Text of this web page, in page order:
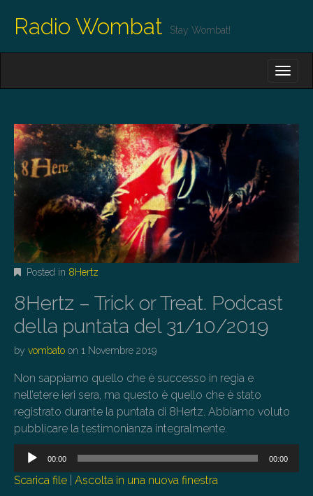
Radio Wombat Stay Wombat!
N
M
E
N
U
O
C
O
N
T
E
Posted in 8Hertz
8Hertz – Trick or Treat. Podcast
della puntata del 31/10/2019
by vombato on 1 Novembre 2019
Non sappiamo quello che è successo in regia e
nell’etere ieri sera, ma questo è quello che è stato
registrato durante la puntata di 8Hertz. Abbiamo voluto
pubblicare la testimonianza integralmente.
Audio
00:00 00:00
Scarica file Ascolta in una nuova finestra